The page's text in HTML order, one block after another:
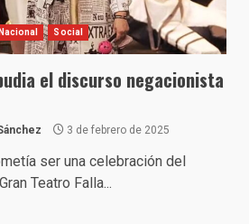
Nacional Social
el discurso negacionista
3 de febrero de 2025
ser una celebración del
Teatro Falla...